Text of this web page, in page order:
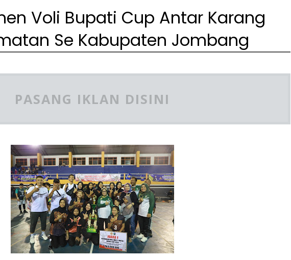
Voli Bupati Cup Antar Karang
Se Kabupaten Jombang
PASANG IKLAN DISINI